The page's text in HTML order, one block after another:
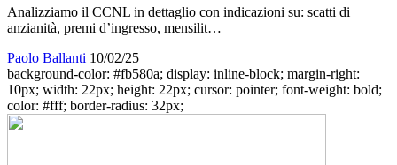
Analizziamo il CCNL in dettaglio con indicazioni su: scatti di
anzianità, premi d’ingresso, mensilit…
Paolo Ballanti 10/02/25
background-color: #fb580a; display: inline-block; margin-right:
10px; width: 22px; height: 22px; cursor: pointer; font-weight: bold;
color: #fff; border-radius: 32px;